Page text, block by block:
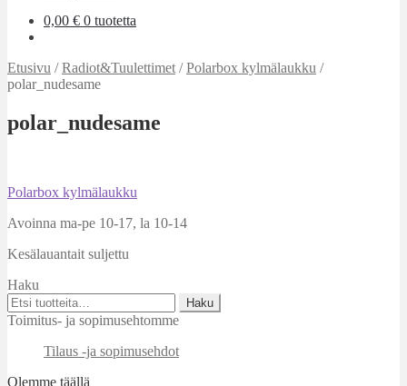
0,00 € 0 tuotetta
Etusivu /Radiot&Tuulettimet /Polarbox kylmälaukku /
polar_nudesame
polar_nudesame
Artikkelien
selaus
Edellinen
Polarbox kylmälaukku
Avoinna ma-pe 10-17, la 10-14
Kesälauantait suljettu
Haku
Etsi:
Haku
Toimitus- ja sopimusehtomme
Tilaus -ja sopimusehdot
Olemme täällä